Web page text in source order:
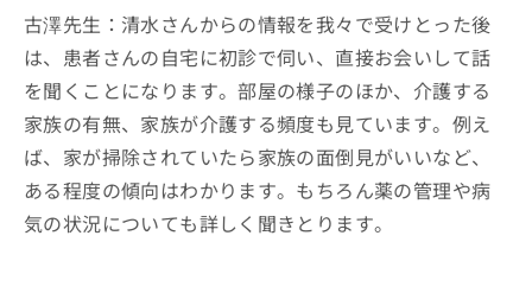
古澤先生：清水さんからの情報を我々で受けとった後
は、患者さんの自宅に初診で伺い、直接お会いして話
を聞くことになります。部屋の様子のほか、介護する
家族の有無、家族が介護する頻度も見ています。例え
ば、家が掃除されていたら家族の面倒見がいいなど、
ある程度の傾向はわかります。もちろん薬の管理や病
気の状況についても詳しく聞きとります。